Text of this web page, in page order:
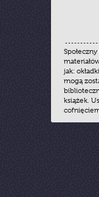
jak:
mogą
książek.